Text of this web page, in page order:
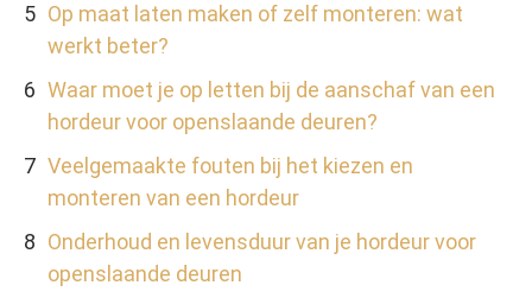
Op maat laten maken of zelf monteren: wat
werkt beter?
Waar moet je op letten bij de aanschaf van een
hordeur voor openslaande deuren?
Veelgemaakte fouten bij het kiezen en
monteren van een hordeur
Onderhoud en levensduur van je hordeur voor
openslaande deuren